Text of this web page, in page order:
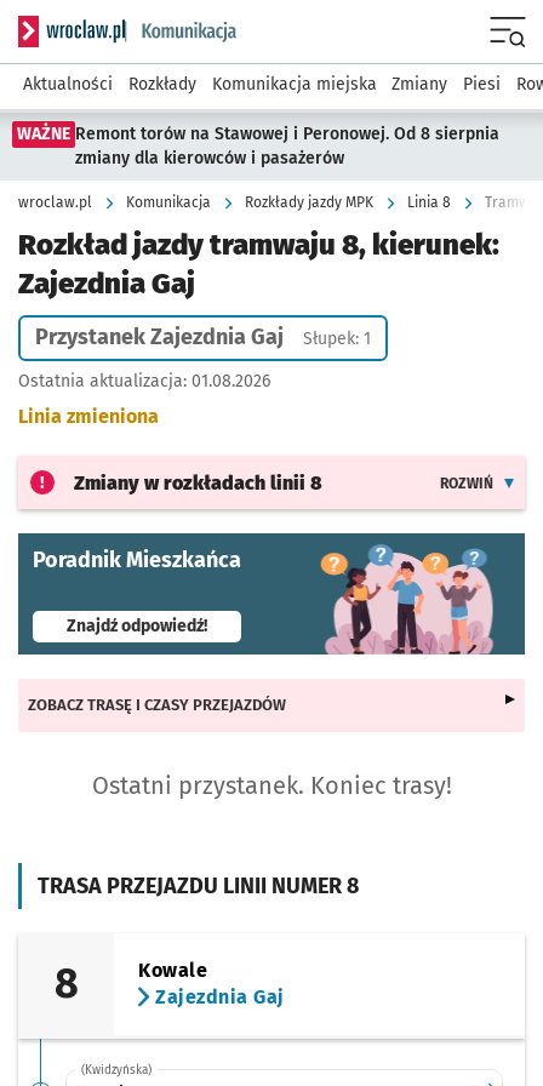
Serwis informacyjny wroclaw.pl podserwis: Komunikacja
Aktualności Rozkłady Komunikacja miejska Zmiany Piesi
WAŻNE Remont torów na Stawowej i Peronowej. Od 8 sierpnia
zmiany dla kierowców i pasażerów
wroclaw.pl Komunikacja Rozkłady jazdy MPK Linia 8
Rozkład jazdy tramwaju 8, kierunek:
Zajezdnia Gaj
Przystanek Zajezdnia Gaj Słupek: 1
Ostatnia aktualizacja: 01.08.2026
Linia zmieniona
Zmiany w rozkładach linii 8 ROZWIŃ
Poradnik Mieszkańca
Znajdź odpowiedź!- otworzy się w nowej karcie
TRASA PRZEJAZDU LINII NUMER 8
8
Kowale
Zajezdnia Gaj
(Kwidzyńska)
ZOBACZ TRASĘ I CZASY PRZEJAZDÓW
Ostatni przystanek. Koniec trasy!